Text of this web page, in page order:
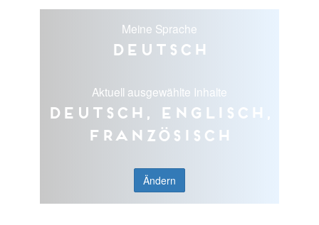
Meine Sprache
Deutsch
Aktuell ausgewählte Inhalte
Deutsch, Englisch,
Französisch
Ändern